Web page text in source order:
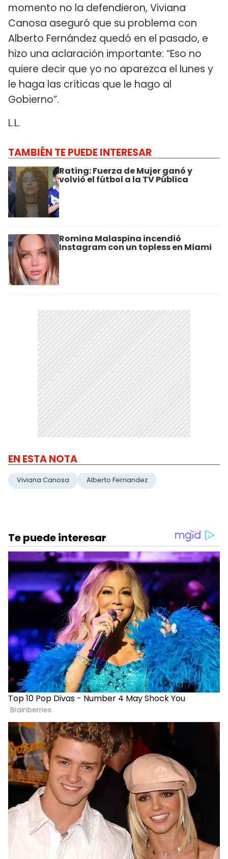
momento no la defendieron, Viviana
Canosa aseguró que su problema con
Alberto Fernández quedó en el pasado, e
hizo una aclaración importante: “Eso no
quiere decir que yo no aparezca el lunes y
le haga las críticas que le hago al
Gobierno”.
L.L.
TAMBIÉN TE PUEDE INTERESAR
Rating: Fuerza de Mujer ganó y
volvió el fútbol a la TV Pública
Romina Malaspina incendió
Instagram con un topless en Miami
EN ESTA NOTA
Viviana Canosa Alberto Fernandez